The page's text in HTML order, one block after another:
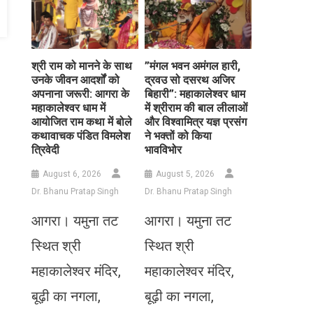
​श्री राम को मानने के साथ
उनके जीवन आदर्शों को
अपनाना जरूरी: आगरा के
महाकालेश्वर धाम में
आयोजित राम कथा में बोले
कथावाचक पंडित विमलेश
त्रिवेदी
August 6, 2026
Dr. Bhanu Pratap Singh
आगरा। यमुना तट
स्थित श्री
महाकालेश्वर मंदिर,
बूढ़ी का नगला,
​”मंगल भवन अमंगल हारी,
द्रवउ सो दसरथ अजिर
बिहारी”: महाकालेश्वर धाम
में श्रीराम की बाल लीलाओं
और विश्वामित्र यज्ञ प्रसंग
ने भक्तों को किया
भावविभोर
August 5, 2026
Dr. Bhanu Pratap Singh
आगरा। यमुना तट
स्थित श्री
महाकालेश्वर मंदिर,
बूढ़ी का नगला,